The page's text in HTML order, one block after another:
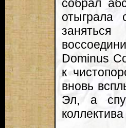
собрал
отыграла
Dominus
к
вновь
Эл, а